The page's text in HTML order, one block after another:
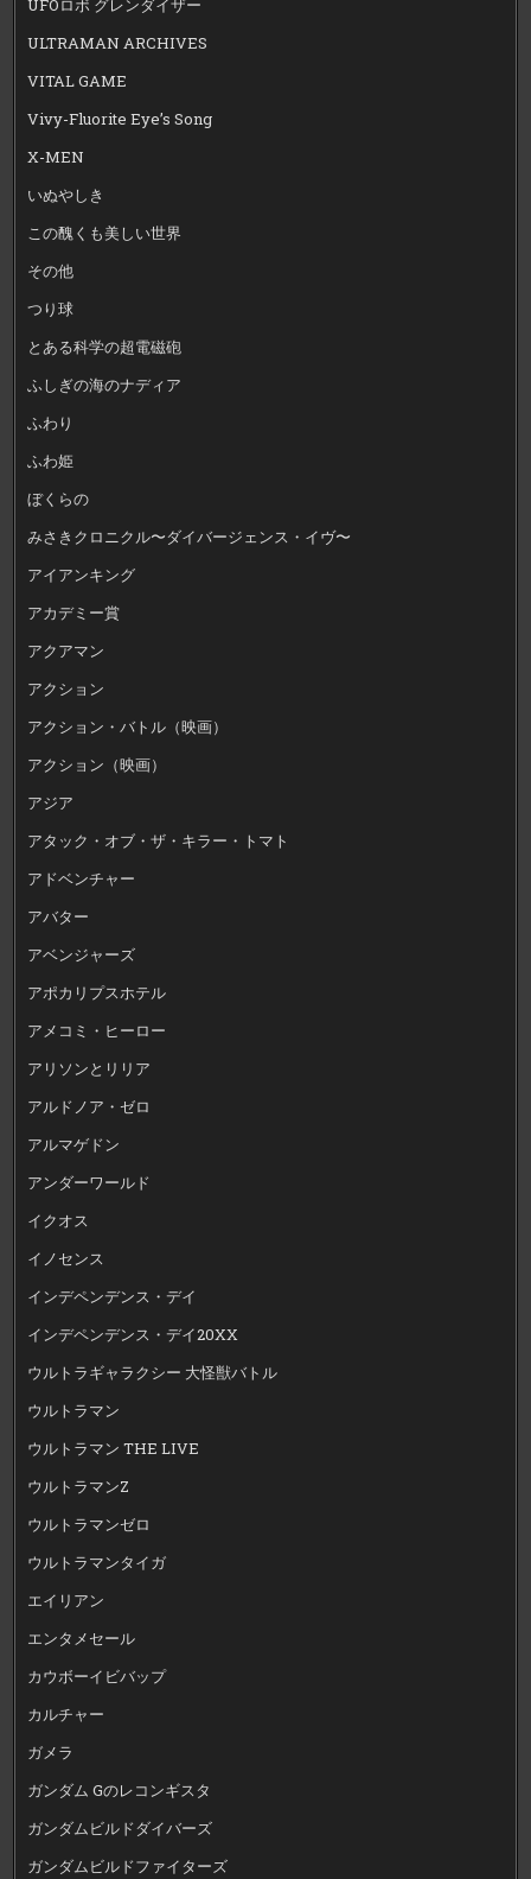
UFOロボ グレンダイザー
ULTRAMAN ARCHIVES
VITAL GAME
Vivy-Fluorite Eye’s Song
X-MEN
いぬやしき
この醜くも美しい世界
その他
つり球
とある科学の超電磁砲
ふしぎの海のナディア
ふわり
ふわ姫
ぼくらの
みさきクロニクル〜ダイバージェンス・イヴ〜
アイアンキング
アカデミー賞
アクアマン
アクション
アクション・バトル（映画）
アクション（映画）
アジア
アタック・オブ・ザ・キラー・トマト
アドベンチャー
アバター
アベンジャーズ
アポカリプスホテル
アメコミ・ヒーロー
アリソンとリリア
アルドノア・ゼロ
アルマゲドン
アンダーワールド
イクオス
イノセンス
インデペンデンス・デイ
インデペンデンス・デイ20XX
ウルトラギャラクシー 大怪獣バトル
ウルトラマン
ウルトラマン THE LIVE
ウルトラマンZ
ウルトラマンゼロ
ウルトラマンタイガ
エイリアン
エンタメセール
カウボーイビバップ
カルチャー
ガメラ
ガンダム Gのレコンギスタ
ガンダムビルドダイバーズ
ガンダムビルドファイターズ